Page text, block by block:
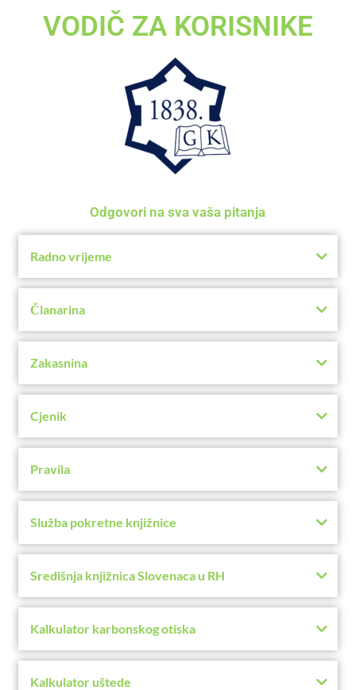
VODIČ ZA KORISNIKE
Odgovori na sva vaša pitanja
Radno vrijeme
Članarina
Zakasnina
Cjenik
Pravila
Služba pokretne knjižnice
Središnja knjižnica Slovenaca u RH
Kalkulator karbonskog otiska
Kalkulator uštede